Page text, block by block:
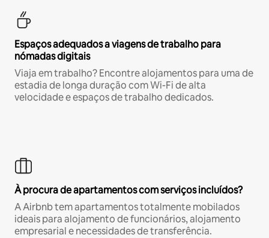
Espaços adequados a viagens de trabalho para
nómadas digitais
Viaja em trabalho? Encontre alojamentos para uma de
estadia de longa duração com Wi-Fi de alta
velocidade e espaços de trabalho dedicados.
À procura de apartamentos com serviços incluídos?
A Airbnb tem apartamentos totalmente mobilados
ideais para alojamento de funcionários, alojamento
empresarial e necessidades de transferência.